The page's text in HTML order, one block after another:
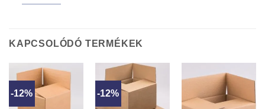
KAPCSOLÓDÓ TERMÉKEK
-12% -12%